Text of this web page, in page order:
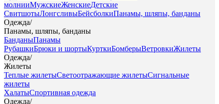
молнииМужскиеЖенскиеДетские
СвитшотыЛонгсливыБейсболкиПанамы, шляпы, банданы
Одежда/
Панамы, шляпы, банданы
БанданыПанамы
РубашкиБрюки и шортыКурткиБомберыВетровкиЖилеты
Одежда/
Жилеты
Теплые жилетыСветоотражающие жилетыСигнальные
жилеты
ХалатыСпортивная одежда
Одежда/